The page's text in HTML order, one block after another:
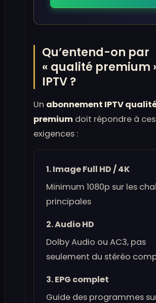
Qu’entend-on par
« qualité premium
IPTV ?
Un abonnement IPTV
premium doit répondre à
exigences :
1. Image Full HD / 4K
Minimum 1080p sur les
principales
2. Audio HD
Dolby Audio ou AC3, pas
seulement du stéréo
3. EPG complet
Guide des programmes